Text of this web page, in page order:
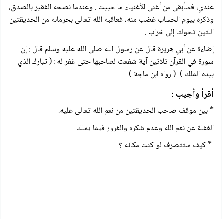
عندي، فسأبقى من أغنى الأغنياء ما حييت . وعندما نصحه الفقير بالصدق،
وذكره بيوم الحساب غضب منه، فعاقبه الله تعالی بحرمانه من الحديقتين
اللتين تحولتا إلى خراب .
إضاءة عن أبي هريرة قال عن رسول الله صلى الله عليه وسلم قال : إن
سورة في القرآن تلاثين آية شفعت لصاحبها حتى غفر له : ( تبارك الذي
بيده الملك ) ( رواه ابن ماجة )
أقرأ وأجيب :
* بين موقف صاحب الحديقتين من نعم الله تعالى عليه.
الغفلة عن نعم الله وعدم شكره والغرور فيما يملك
* كيف ستتصرف لو كنت مكانه ؟